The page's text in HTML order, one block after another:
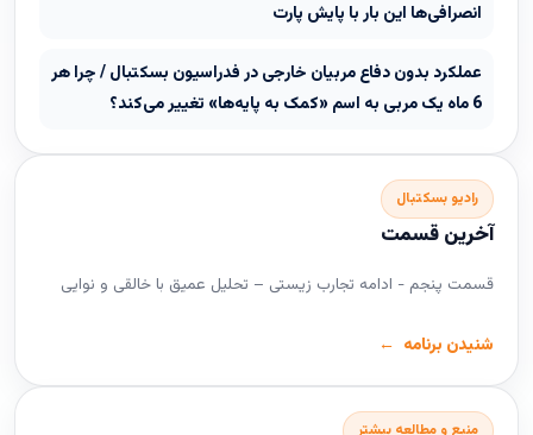
انصرافی‌ها این بار با پایش پارت
عملکرد بدون دفاع مربیان خارجی در فدراسیون بسکتبال / چرا هر
6 ماه یک مربی به اسم «کمک به پایه‌ها» تغییر می‌کند؟
رادیو بسکتبال
آخرین قسمت
قسمت پنجم - ادامه تجارب زیستی – تحلیل عمیق با خالقی و نوایی
شنیدن برنامه
منبع و مطالعه بیشتر